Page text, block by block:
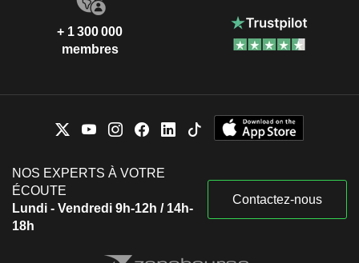
+ 1 300 000
membres
NOS EXPERTS À VOTRE
ÉCOUTE
Lundi - Vendredi 9h-12h / 14h-
18h
Contactez-nous